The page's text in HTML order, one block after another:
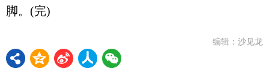
脚。(完)
编辑：沙见龙